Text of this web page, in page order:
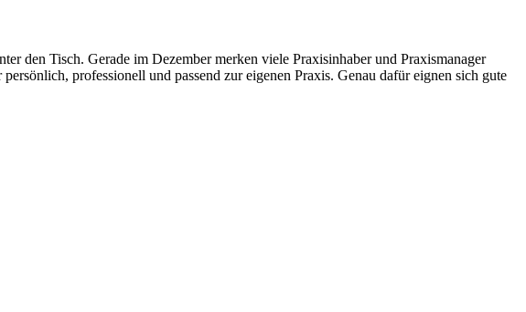
den Tisch. Gerade im Dezember merken viele Praxisinhaber und Praxismanager
professionell und passend zur eigenen Praxis. Genau dafür eignen sich gute